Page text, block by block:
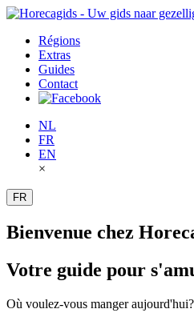
Régions
Extras
Guides
Contact
NL
FR
EN
×
FR
Bienvenue chez
Votre guide pour
Où voulez-vous manger aujourd'hui?